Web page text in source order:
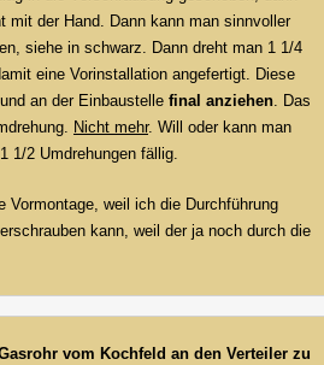
mit der Hand. Dann kann man sinnvoller
siehe in schwarz. Dann dreht man 1 1/4
eine Vorinstallation angefertigt. Diese
an der Einbaustelle final anziehen. Das
Nicht mehr. Will oder kann man
1/2 Umdrehungen fällig.
Vormontage, weil ich die Durchführung
kann, weil der ja noch durch die
vom Kochfeld an den Verteiler zu